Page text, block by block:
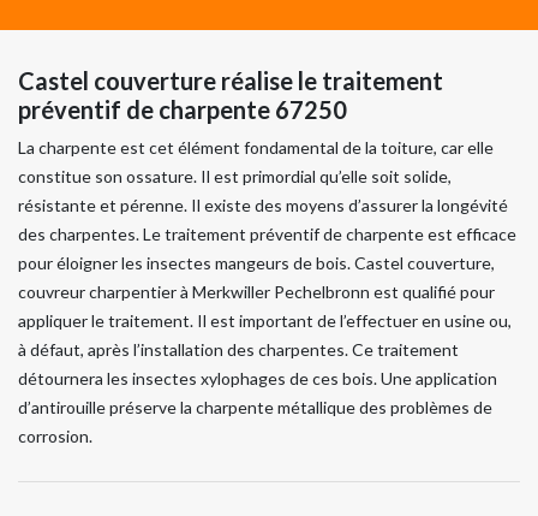
Castel couverture réalise le traitement
préventif de charpente 67250
La charpente est cet élément fondamental de la toiture, car elle
constitue son ossature. Il est primordial qu’elle soit solide,
résistante et pérenne. Il existe des moyens d’assurer la longévité
des charpentes. Le traitement préventif de charpente est efficace
pour éloigner les insectes mangeurs de bois. Castel couverture,
couvreur charpentier à Merkwiller Pechelbronn est qualifié pour
appliquer le traitement. Il est important de l’effectuer en usine ou,
à défaut, après l’installation des charpentes. Ce traitement
détournera les insectes xylophages de ces bois. Une application
d’antirouille préserve la charpente métallique des problèmes de
corrosion.